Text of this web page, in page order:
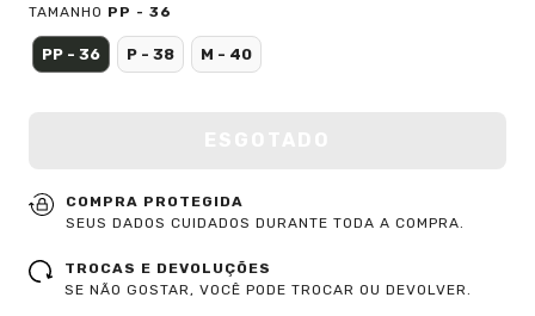
TAMANHO PP - 36
PP - 36 P - 38 M - 40
COMPRA PROTEGIDA
SEUS DADOS CUIDADOS DURANTE TODA A COMPRA.
TROCAS E DEVOLUÇÕES
SE NÃO GOSTAR, VOCÊ PODE TROCAR OU DEVOLVER.